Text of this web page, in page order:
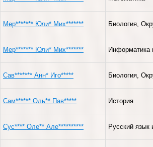
Мер******* Юли* Мих******* Биология,
Мер******* Юли* Мих******* Информатика
Сав******* Анн* Иго***** Биология,
Сам****** Оль** Пав***** История
Сус**** Оле** Але********** Русский язык